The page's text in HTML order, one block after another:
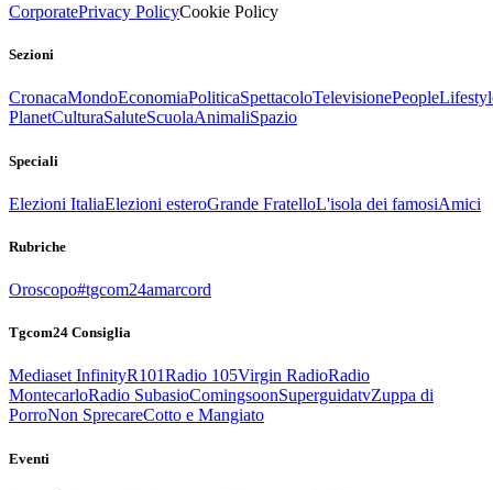
CorporatePrivacy PolicyCookie Policy
Sezioni
CronacaMondoEconomiaPoliticaSpettacoloTelevisionePeople
PlanetCulturaSaluteScuolaAnimaliSpazio
Speciali
Elezioni ItaliaElezioni esteroGrande FratelloL'isola dei famosiAmici
Rubriche
Oroscopo#tgcom24amarcord
Tgcom24 Consiglia
Mediaset InfinityR101Radio 105Virgin RadioRadio
MontecarloRadio SubasioComingsoonSuperguidatvZuppa di
PorroNon SprecareCotto e Mangiato
Eventi